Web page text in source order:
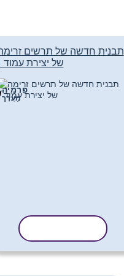
תבנית חדשה של תרשים
של יצירת עמוד 1
פּרֶמיָה
מַעֲרָך